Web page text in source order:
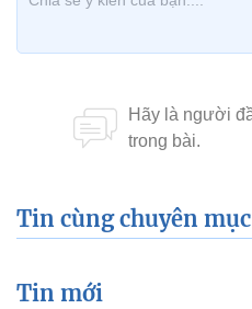
Tin cùng chuyên mục
Tin mới